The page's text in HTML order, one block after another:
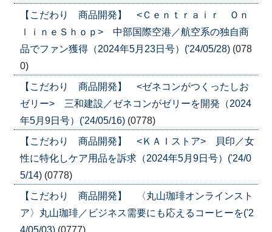
【こだわり 商品開発】 <Ｃｅｎｔｒａｉｒ Ｏｎ
ｌｉｎｅＳｈｏｐ> 中部国際空港／航空系の独自商
品でファン獲得（2024年5月23日号）('24/05/28) (078
0)
【こだわり 商品開発】 <ゼネコンがつくったしお
ゼリー> 三和建設／ゼネコンがゼリーを開発（2024
年5月9日号）('24/05/16) (0778)
【こだわり 商品開発】 <ＫＡＩストア> 貝印／女
性に特化しケア用品を訴求（2024年5月9日号）('24/0
5/14) (0778)
【こだわり 商品開発】 〈丸山珈琲オンラインスト
ア〉丸山珈琲／ビジネス需要にも応えるコーヒーを('2
4/05/03) (0777)